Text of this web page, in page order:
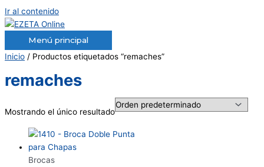
Ir al contenido
Menú principal
Inicio / Productos etiquetados “remaches”
remaches
Mostrando el único resultado
Brocas